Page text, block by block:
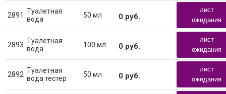
2891 Туалетная
вода
50 мл 0 руб.
лист
ожидания
2893 Туалетная
вода
100 мл 0 руб.
лист
ожидания
2892 Туалетная
вода тестер
50 мл 0 руб.
лист
ожидания